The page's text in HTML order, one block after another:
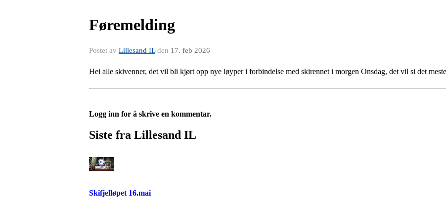
Føremelding
Postet av Lillesand ILden 17. feb 2026
Hei alle skivenner, det vil bli kjørt opp nye løyper i forbindelse med skirennet i morgen Onsdag, det vil si det
Logg inn for å skrive en kommentar.
Siste fra Lillesand IL
Skifjelløpet 16.mai